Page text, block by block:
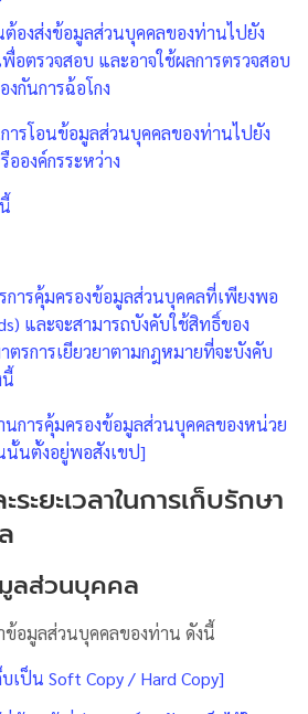
ต้องส่งข้อมูลส่วนบุคคลของท่านไปยัง
อตรวจสอบ และอาจใช้ผลการตรวจสอบ
กันการฉ้อโกง
ารโอนข้อมูลส่วนบุคคลของท่านไปยัง
องค์กรระหว่าง
การคุ้มครองข้อมูลส่วนบุคคลที่เพียงพอ
และจะสามารถบังคับใช้สิทธิ์ของ
ตรการเยียวยาตามกฎหมายที่จะบังคับ
นี้
นการคุ้มครองข้อมูลส่วนบุคคลของหน่วย
นั้นตั้งอยู่พอสังเขป]
ะยะเวลาในการเก็บรักษา
ลส่วนบุคคล
ข้อมูลส่วนบุคคลของท่าน ดังนี้
บเป็น Soft Copy / Hard Copy]